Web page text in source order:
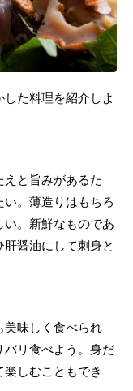
た料理を紹介しよ
と旨みがあるた
。薄造りはもちろ
い。新鮮なものであ
醤油にして刺身と
美味しく食べられ
バリ食べよう。身だ
しむこともでき